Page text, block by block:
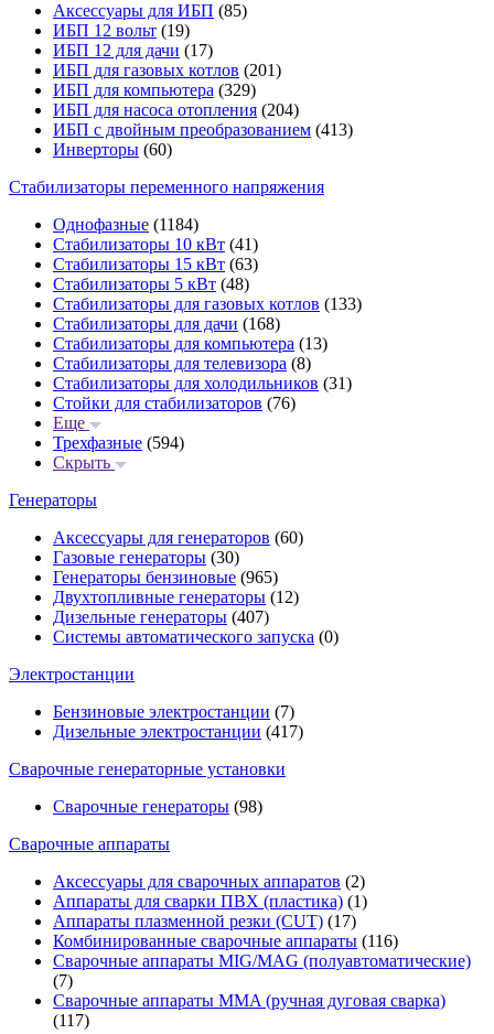
Аксессуары для ИБП (85)
ИБП 12 вольт (19)
ИБП 12 для дачи (17)
ИБП для газовых котлов (201)
ИБП для компьютера (329)
ИБП для насоса отопления (204)
ИБП с двойным преобразованием (413)
Инверторы (60)
Стабилизаторы переменного напряжения
Однофазные (1184)
Стабилизаторы 10 кВт (41)
Стабилизаторы 15 кВт (63)
Стабилизаторы 5 кВт (48)
Стабилизаторы для газовых котлов (133)
Стабилизаторы для дачи (168)
Стабилизаторы для компьютера (13)
Стабилизаторы для телевизора (8)
Стабилизаторы для холодильников (31)
Стойки для стабилизаторов (76)
Еще
Трехфазные (594)
Скрыть
Генераторы
Аксессуары для генераторов (60)
Газовые генераторы (30)
Генераторы бензиновые (965)
Двухтопливные генераторы (12)
Дизельные генераторы (407)
Системы автоматического запуска (0)
Электростанции
Бензиновые электростанции (7)
Дизельные электростанции (417)
Сварочные генераторные установки
Сварочные генераторы (98)
Сварочные аппараты
Аксессуары для сварочных аппаратов (2)
Аппараты для сварки ПВХ (пластика) (1)
Аппараты плазменной резки (CUT) (17)
Комбинированные сварочные аппараты (116)
Сварочные аппараты MIG/MAG (полуавтоматические)
(7)
Сварочные аппараты MMA (ручная дуговая сварка)
(117)